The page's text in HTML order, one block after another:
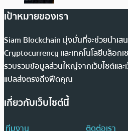
เป้าหมายของเรา
Siam Blockchain มุ่งมั่นที่จะช่วยนำเส
Cryptocurrency และเทคโนโลยีบล็อก
รวบรวมข้อมูลส่วนใหญ่จากเว็บไซต์และ
แปลส่งตรงถึงฟีดคุณ
เกี่ยวกับเว็บไซต์นี้